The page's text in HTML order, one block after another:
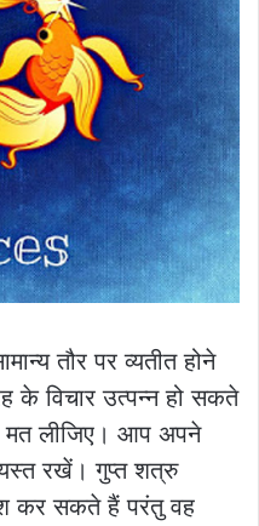
तौर पर व्यतीत होने
विचार उत्पन्न हो सकते
लीजिए। आप अपने
रखें। गुप्त शत्रु
कर सकते हैं परंतु वह